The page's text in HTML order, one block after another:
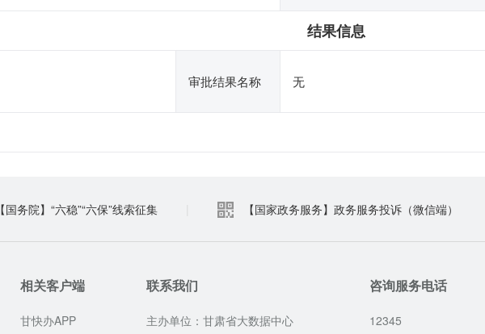
结果信息
审批结果名称 无
【国务院】“六稳”“六保”线索征集 【国家政务服务】政务服务投诉（微信端）
相关客户端
甘快办APP
联系我们
主办单位：甘肃省大数据中心
咨询服务电话
12345